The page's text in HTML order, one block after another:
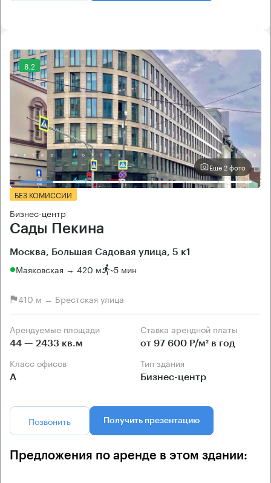
8.2
Еще 2 фото
БЕЗ КОМИССИИ
Бизнес-центр
Сады Пекина
Москва, Большая Садовая улица, 5 к1
Маяковская → 420 м ~5 мин
410 м → Брестская улица
Арендуемые площади
44 — 2433 кв.м
Ставка арендной платы
от 97 600 Р/м² в год
Класс офисов
А
Тип здания
Бизнес-центр
Позвонить Получить презентацию
Предложения по аренде в этом здании: